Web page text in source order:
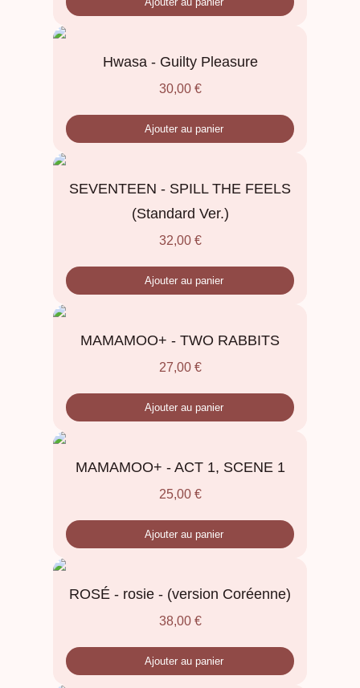
Hwasa - Guilty Pleasure
30,00 €
Ajouter au panier
SEVENTEEN - SPILL THE FEELS
(Standard Ver.)
32,00 €
Ajouter au panier
MAMAMOO+ - TWO RABBITS
27,00 €
Ajouter au panier
MAMAMOO+ - ACT 1, SCENE 1
25,00 €
Ajouter au panier
ROSÉ - rosie - (version Coréenne)
38,00 €
Ajouter au panier